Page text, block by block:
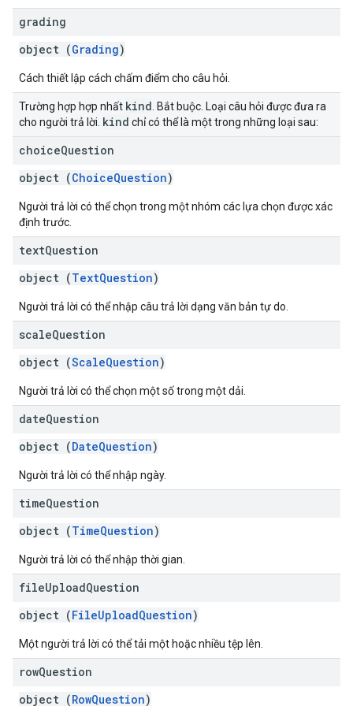
grading
object (Grading)
Cách thiết lập cách chấm điểm cho câu hỏi.
Trường hợp hợp nhất kind . Bắt buộc. Loại câu hỏi được đưa ra
cho người trả lời. kind chỉ có thể là một trong những loại sau:
choiceQuestion
object (ChoiceQuestion)
Người trả lời có thể chọn trong một nhóm các lựa chọn được xác
định trước.
textQuestion
object (TextQuestion)
Người trả lời có thể nhập câu trả lời dạng văn bản tự do.
scaleQuestion
object (ScaleQuestion)
Người trả lời có thể chọn một số trong một dải.
dateQuestion
object (DateQuestion)
Người trả lời có thể nhập ngày.
timeQuestion
object (TimeQuestion)
Người trả lời có thể nhập thời gian.
fileUploadQuestion
object (FileUploadQuestion)
Một người trả lời có thể tải một hoặc nhiều tệp lên.
rowQuestion
object (RowQuestion)